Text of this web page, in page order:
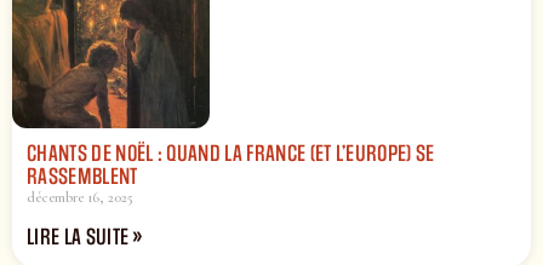
CHANTS DE NOËL : QUAND LA FRANCE (ET L’EUROPE) SE
RASSEMBLENT
décembre 16, 2025
LIRE LA SUITE »